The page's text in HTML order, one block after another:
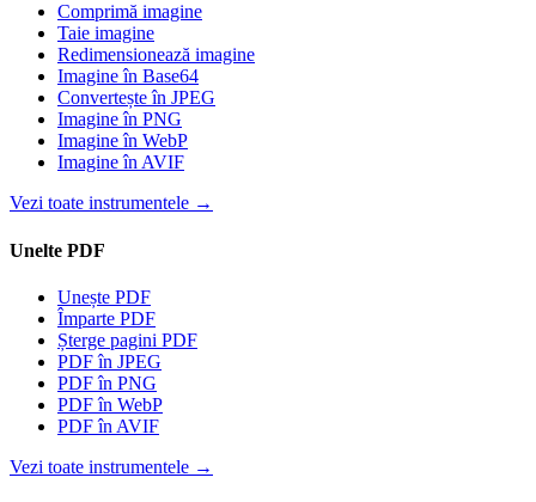
Comprimă imagine
Taie imagine
Redimensionează imagine
Imagine în Base64
Convertește în JPEG
Imagine în PNG
Imagine în WebP
Imagine în AVIF
Vezi toate instrumentele →
Unelte PDF
Unește PDF
Împarte PDF
Șterge pagini PDF
PDF în JPEG
PDF în PNG
PDF în WebP
PDF în AVIF
Vezi toate instrumentele →